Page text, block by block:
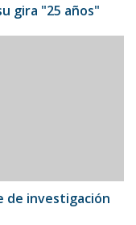
gira "25 años"
de investigación